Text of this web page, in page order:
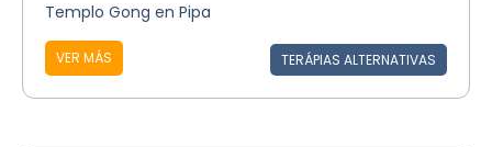
Templo Gong en Pipa
VER MÁS TERÁPIAS ALTERNATIVAS